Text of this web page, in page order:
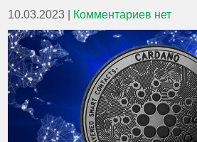
10.03.2023 Комментариев нет